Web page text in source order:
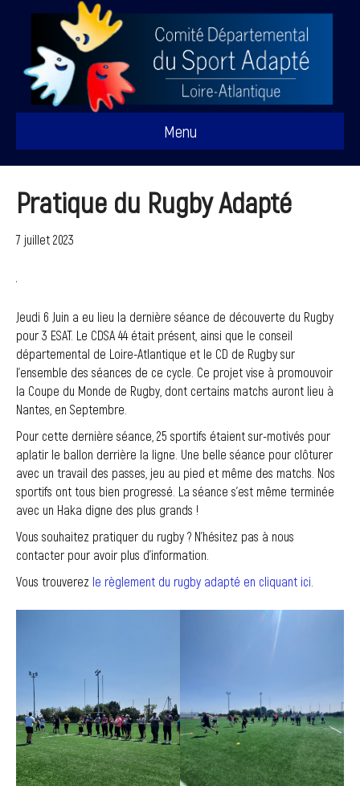
Menu
Pratique du Rugby Adapté
7 juillet 2023
Jeudi 6 Juin a eu lieu la dernière séance de découverte du Rugby
pour 3 ESAT. Le CDSA 44 était présent, ainsi que le conseil
départemental de Loire-Atlantique et le CD de Rugby sur
l’ensemble des séances de ce cycle. Ce projet vise à promouvoir
la Coupe du Monde de Rugby, dont certains matchs auront lieu à
Nantes, en Septembre.
Pour cette dernière séance, 25 sportifs étaient sur-motivés pour
aplatir le ballon derrière la ligne. Une belle séance pour clôturer
avec un travail des passes, jeu au pied et même des matchs. Nos
sportifs ont tous bien progressé. La séance s’est même terminée
avec un Haka digne des plus grands !
Vous souhaitez pratiquer du rugby ? N’hésitez pas à nous
contacter pour avoir plus d’information.
Vous trouverez le règlement du rugby adapté en cliquant ici